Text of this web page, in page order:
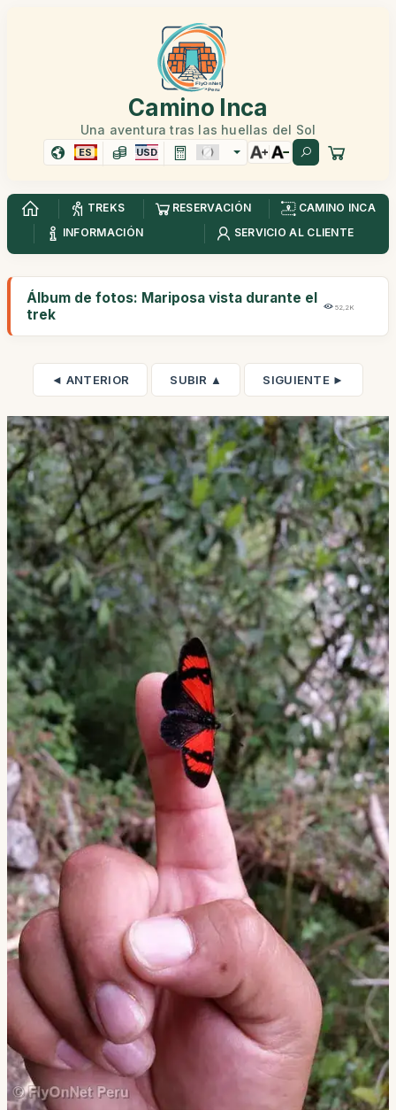
Camino Inca
Una aventura tras las huellas del Sol
ES USD
TREKS RESERVACIÓN
CAMINO INCA
INFORMACIÓN
SERVICIO AL CLIENTE
Álbum de fotos: Mariposa vista durante el
trek
52,2K
◄ ANTERIOR SUBIR ▲ SIGUIENTE ►